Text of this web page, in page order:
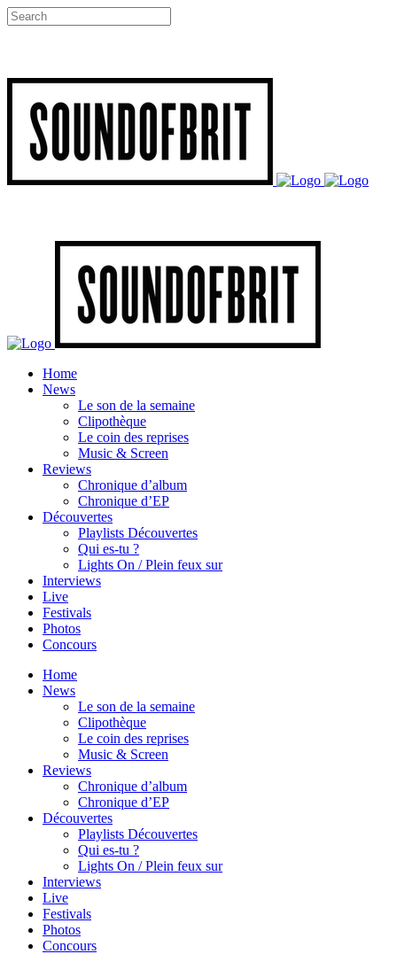
Home
News
Le son de la semaine
Clipothèque
Le coin des reprises
Music & Screen
Reviews
Chronique d’album
Chronique d’EP
Découvertes
Playlists Découvertes
Qui es-tu ?
Lights On / Plein feux sur
Interviews
Live
Festivals
Photos
Concours
Home
News
Le son de la semaine
Clipothèque
Le coin des reprises
Music & Screen
Reviews
Chronique d’album
Chronique d’EP
Découvertes
Playlists Découvertes
Qui es-tu ?
Lights On / Plein feux sur
Interviews
Live
Festivals
Photos
Concours